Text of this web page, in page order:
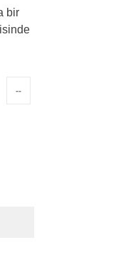
bir
--